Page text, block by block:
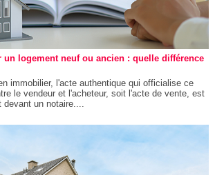
un logement neuf ou ancien : quelle différence
immobilier, l'acte authentique qui officialise ce
le vendeur et l'acheteur, soit l'acte de vente, est
un notaire....